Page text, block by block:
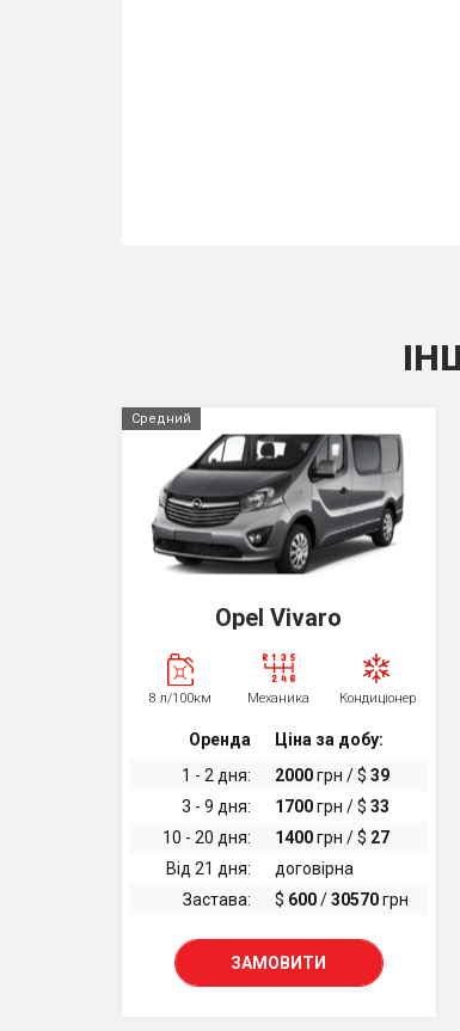
Средний
Opel Vivaro
8 л/100км Механика Кондиціонер
Оренда
Ціна за добу:
1 - 2 дня:
2000грн / $ 39
3 - 9 дня:
1700грн / $ 33
10 - 20 дня:
1400грн / $ 27
Від 21 дня:
договірна
Застава:
$ 600/30570грн
ЗАМОВИТИ